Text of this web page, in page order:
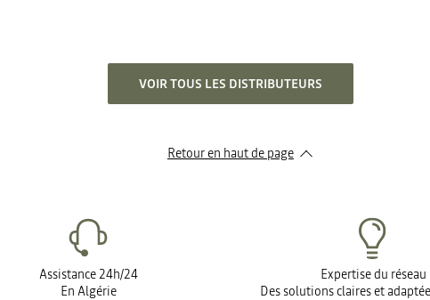
VOIR TOUS LES DISTRIBUTEURS
Retour en haut de page​
Assistance 24h/24
En Algérie
Expertise du réseau
Des solutions claires et